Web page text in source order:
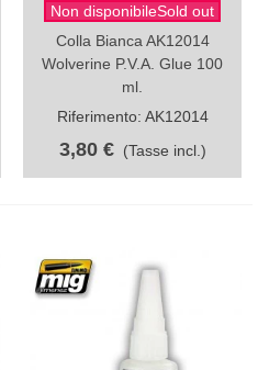
Non disponibileSold out
Colla Bianca AK12014
Wolverine P.V.A. Glue 100
ml.
Riferimento: AK12014
3,80 € (Tasse incl.)